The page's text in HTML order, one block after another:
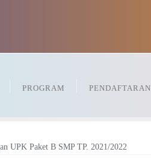
PROGRAM PENDAFTARAN